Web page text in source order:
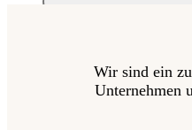
ÜBER UNS
Wir sind ein
Unternehmen